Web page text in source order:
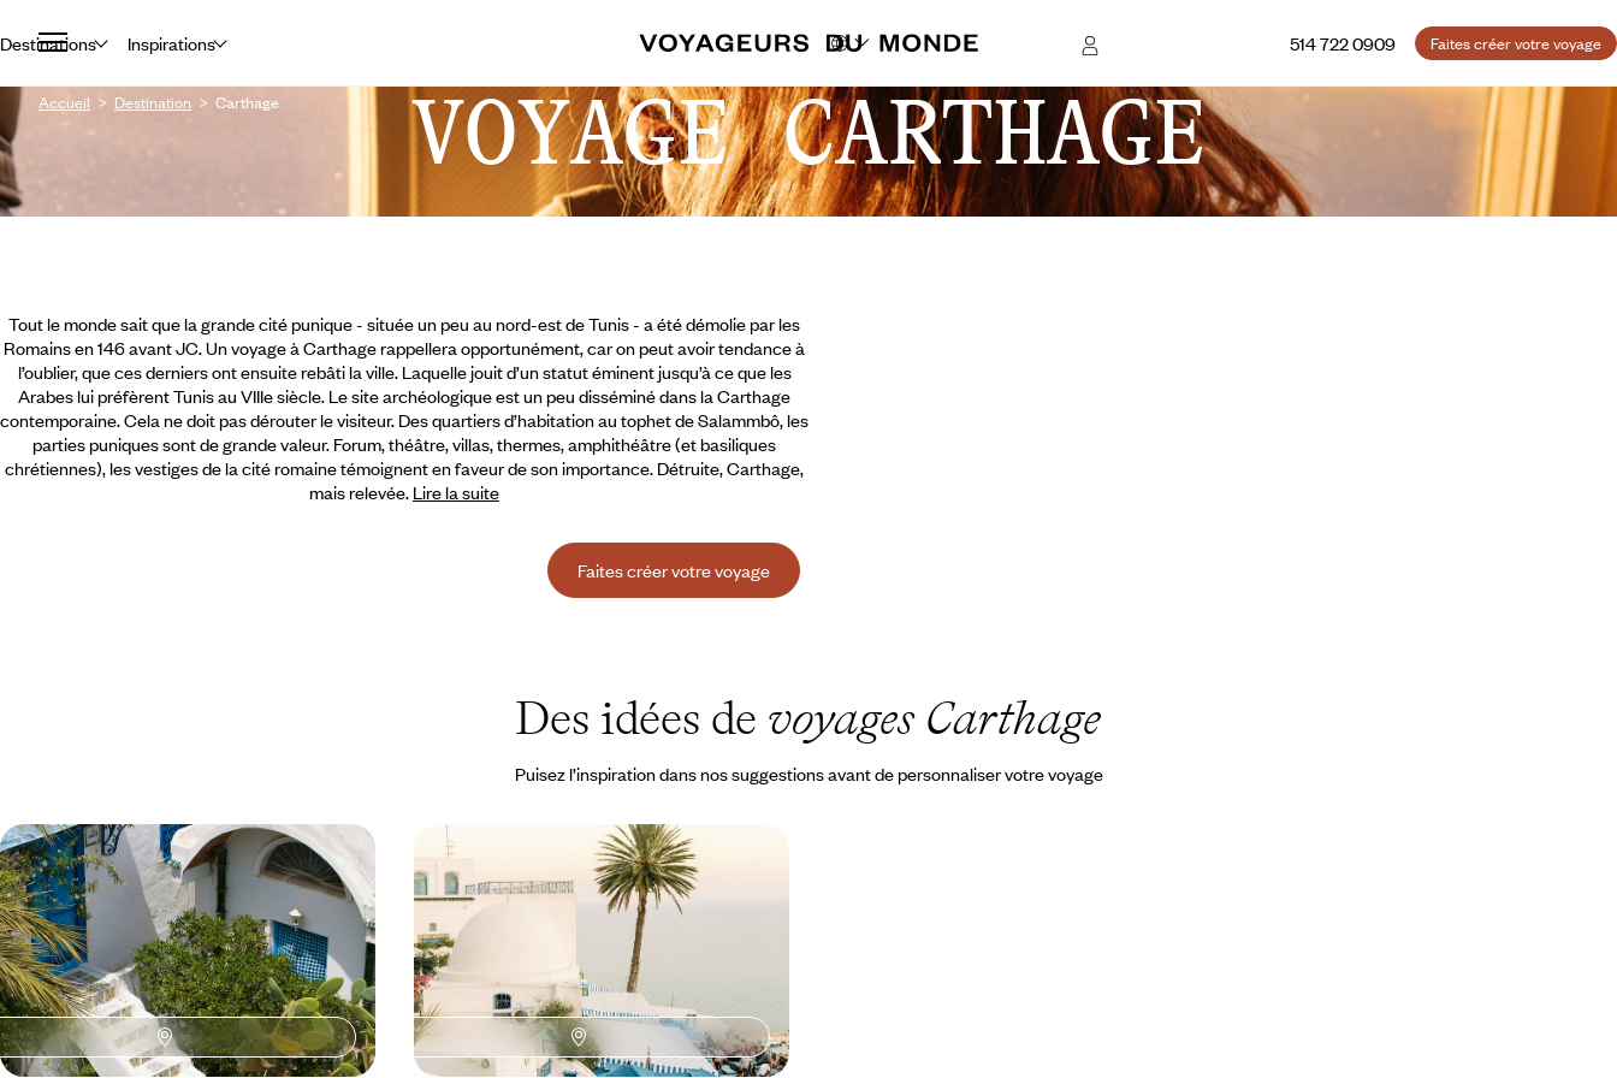
Destinations Inspirations 514 722 0909 Faites créer votre voyage
Accueil Destination Carthage VOYAGE CARTHAGE
Tout le monde sait que la grande cité punique - située un peu au nord-est de Tunis - a été démolie par les
Romains en 146 avant JC. Un voyage à Carthage rappellera opportunément, car on peut avoir tendance à
l’oublier, que ces derniers ont ensuite rebâti la ville. Laquelle jouit d’un statut éminent jusqu’à ce que les
Arabes lui préfèrent Tunis au VIIIe siècle. Le site archéologique est un peu disséminé dans la Carthage
contemporaine. Cela ne doit pas dérouter le visiteur. Des quartiers d’habitation au tophet de Salammbô, les
parties puniques sont de grande valeur. Forum, théâtre, villas, thermes,amphithéâtre (et basiliques
chrétiennes), les vestiges de la cité romaine témoignent en faveur de son importance. Détruite, Carthage,
mais relevée. Lire la suite
Faites créer votre voyage
Des idées de voyages Carthage
Puisez l’inspiration dans nos suggestions avant de personnaliser votre voyage
Patrimoine et demeures de charme -
Lumière sur l'histoire tunisienne
Associer partout le charme de l’étape et la valeur
patrimoniale inestimable des monuments et des
sites, en compagnie de guides éclairés
9 jours, de 3300 à 4500 $ CA
De Tunis à Djerbahood - En belles
adresses au fil de la côte tunisienne
Rouler vers le sud, de médina en port et de plages
en oliveraies, sans lâcher du regard la
Méditerranée
12 jours, de 4100 à 5700 $ CA